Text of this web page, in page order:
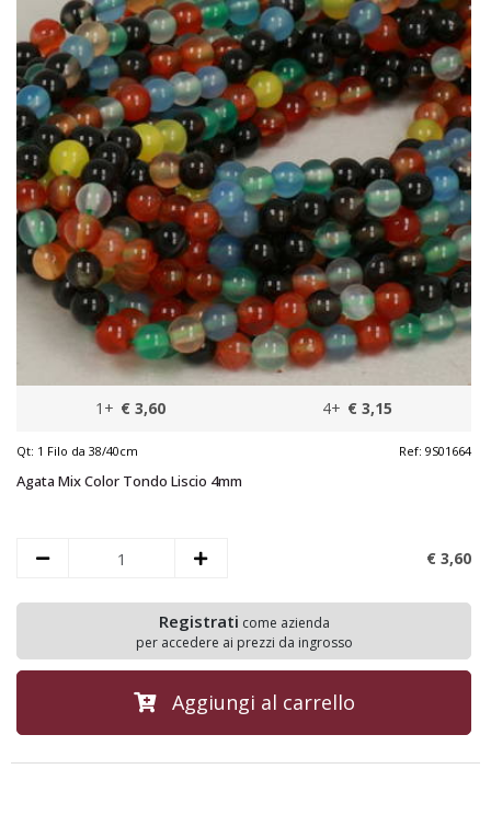
1+ € 3,60 4+ € 3,15
Qt: 1 Filo da 38/40cm Ref: 9S01664
Agata Mix Color Tondo Liscio 4mm
€ 3,60
Registrati come azienda
per accedere ai prezzi da ingrosso
Aggiungi al carrello